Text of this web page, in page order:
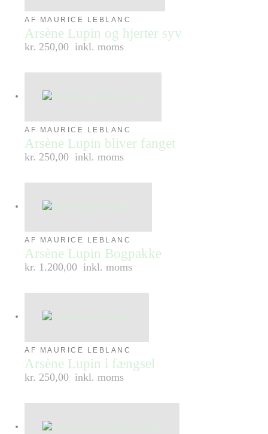
AF MAURICE LEBLANC
Arsène Lupin og hjerter syv
kr. 250,00 inkl. moms
AF MAURICE LEBLANC
Arsène Lupin bliver fanget
kr. 250,00 inkl. moms
AF MAURICE LEBLANC
Arsène Lupin Bogpakke
kr. 1.200,00 inkl. moms
AF MAURICE LEBLANC
Arsène Lupin i fængsel
kr. 250,00 inkl. moms